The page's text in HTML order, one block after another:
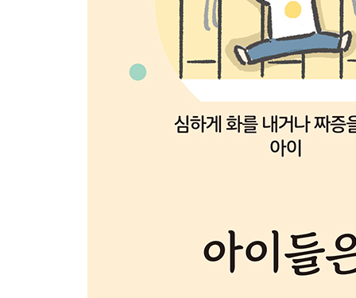
놀이 12 역할 가위바위보 게임
놀이 13 친구 빙고
놀이 14 모두 똑같은 생각하기
놀이 15 함께 접는 종이비행기
놀이 16 마법 가루로 말 바꾸기
놀이 18 함께 도미노 세우기
놀이 21 늦게 내기 가위바위보
놀이 22 굴러가는 물건 맞히기